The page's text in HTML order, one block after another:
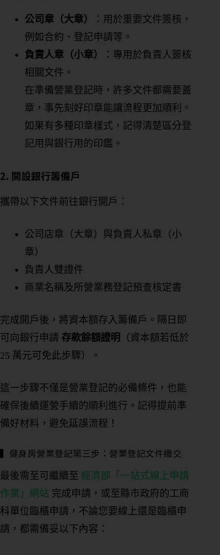
公司章（大章）
：用於重要文件簽核，
例如合約、登記申請等。
負責人章（小章）
：專用於負責人簽核
相關文件。
在準備營業登記時，許多文件都需要蓋
章，事先刻好印章能讓流程更加順利。
如果有多種印章樣式，記得清楚區分登
記用與銀行用的印鑑。
2. 開設銀行籌備戶
攜帶以下文件前往銀行開戶：
公司店章（大章）與負責人私章（小
章）
負責人雙證件
商業名稱及所營業務登記預查核定書
完成開戶後，將資本額存入籌備戶。隔日即
可向銀行申請 存款餘額證明
（資本額若低於
25 萬元可免此步驟）。
這一步驟不僅是營業登記的必備條件，也能
確保後續運營手續的順利進行。記得提前準
備好材料，避免延誤流程！
▍健身房營業登記第三步：營業登記文件繳交
最後需至可繼續至 經濟部「一站式線上申請
作業」網站 完成申請，或至縣市政府的工商
科單位臨櫃申請，不論您要線上還是臨櫃申
請，都需備妥以下內容：